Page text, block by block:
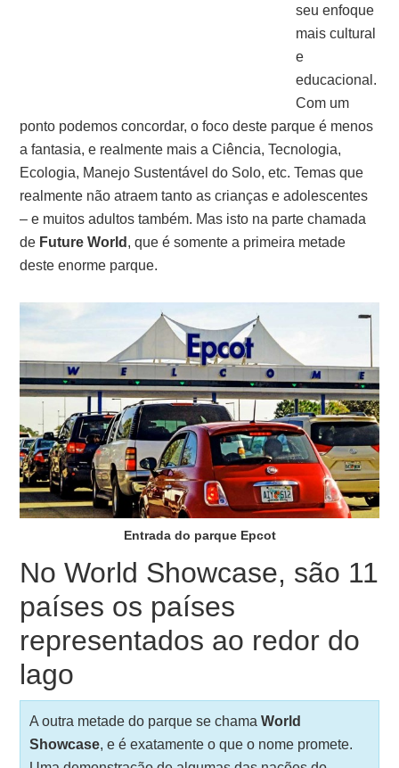
seu enfoque
mais cultural
e
educacional.
Com um
ponto podemos concordar, o foco deste parque é menos
a fantasia, e realmente mais a Ciência, Tecnologia,
Ecologia, Manejo Sustentável do Solo, etc. Temas que
realmente não atraem tanto as crianças e adolescentes
– e muitos adultos também. Mas isto na parte chamada
de Future World , que é somente a primeira metade
deste enorme parque.
Entrada do parque Epcot
No World Showcase, são 11
países os países
representados ao redor do
lago
A outra metade do parque se chamaWorld
Showcase, e é exatamente o que o nome promete.